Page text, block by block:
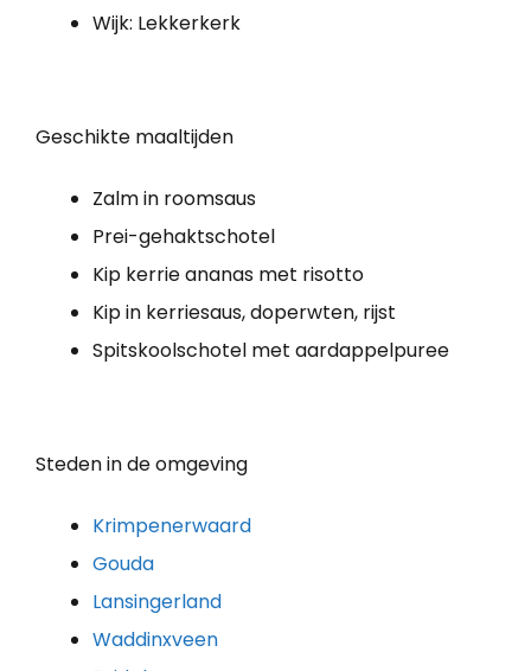
Wijk: Lekkerkerk
Geschikte maaltijden
Zalm in roomsaus
Prei-gehaktschotel
Kip kerrie ananas met risotto
Kip in kerriesaus, doperwten, rijst
Spitskoolschotel met aardappelpuree
Steden in de omgeving
Krimpenerwaard
Gouda
Lansingerland
Waddinxveen